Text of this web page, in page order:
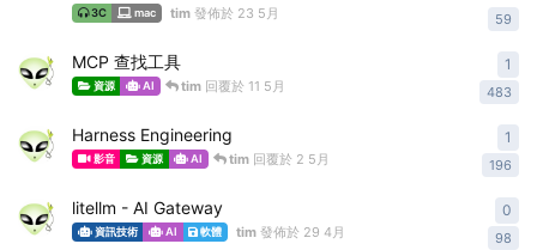
3C mac tim發佈於 23 5月 59
MCP 查找工具
資源 AI tim回覆於 11 5月 483
1
Harness Engineering
影音 資源 AI tim 回覆於 2 5月 196
1
litellm - AI Gateway
資訊技術 AI 軟體 tim 發佈於 29 4月 98
0